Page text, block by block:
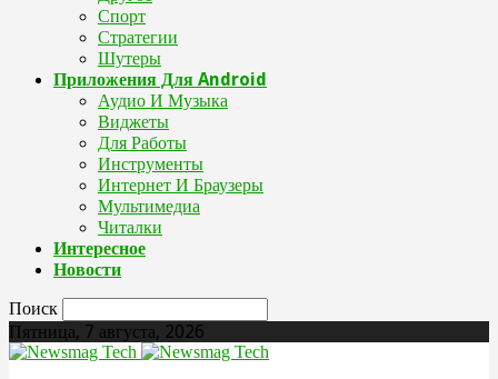
Спорт
Стратегии
Шутеры
Приложения Для Android
Аудио И Музыка
Виджеты
Для Работы
Инструменты
Интернет И Браузеры
Мультимедиа
Читалки
Интересное
Новости
Поиск
Пятница, 7 августа, 2026